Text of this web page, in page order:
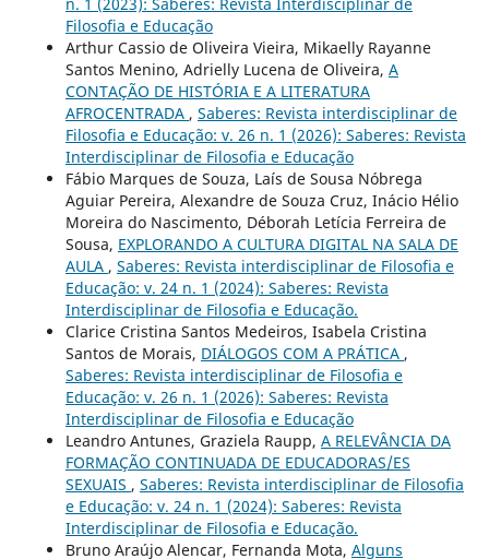
Filosofia e Educação
Arthur Cassio de Oliveira Vieira, Mikaelly Rayanne
Santos Menino, Adrielly Lucena de Oliveira, A
CONTAÇÃO DE HISTÓRIA E A LITERATURA
AFROCENTRADA , Saberes: Revista interdisciplinar de
Filosofia e Educação: v. 26 n. 1 (2026): Saberes: Revista
Interdisciplinar de Filosofia e Educação
Fábio Marques de Souza, Laís de Sousa Nóbrega
Aguiar Pereira, Alexandre de Souza Cruz, Inácio Hélio
Moreira do Nascimento, Déborah Letícia Ferreira de
Sousa, EXPLORANDO A CULTURA DIGITAL NA SALA DE
AULA , Saberes: Revista interdisciplinar de Filosofia e
Educação: v. 24 n. 1 (2024): Saberes: Revista
Interdisciplinar de Filosofia e Educação.
Clarice Cristina Santos Medeiros, Isabela Cristina
Santos de Morais, DIÁLOGOS COM A PRÁTICA ,
Saberes: Revista interdisciplinar de Filosofia e
Educação: v. 26 n. 1 (2026): Saberes: Revista
Interdisciplinar de Filosofia e Educação
Leandro Antunes, Graziela Raupp, A RELEVÂNCIA DA
FORMAÇÃO CONTINUADA DE EDUCADORAS/ES
SEXUAIS , Saberes: Revista interdisciplinar de Filosofia
e Educação: v. 24 n. 1 (2024): Saberes: Revista
Interdisciplinar de Filosofia e Educação.
Bruno Araújo Alencar, Fernanda Mota, Alguns